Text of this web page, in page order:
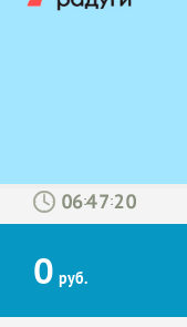
: :
0 руб.